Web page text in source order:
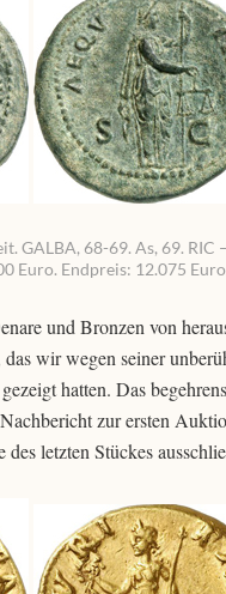
GALBA, 68-69. As, 69.
Euro. Endpreis: 12.075
und Bronzen von
wir wegen seiner
hatten. Das
zur ersten
des letzten Stückes